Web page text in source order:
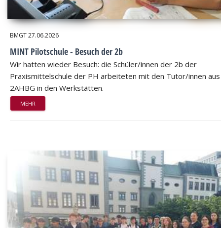
BMGT27.06.2026
MINT Pilotschule - Besuch der 2b
Wir hatten wieder Besuch: die Schüler/innen der 2b der
Praxismittelschule der PH arbeiteten mit den Tutor/innen
2AHBG in den Werkstätten.
MEHR